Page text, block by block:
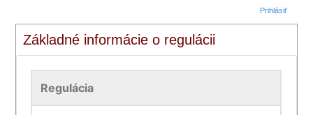
Prihlásiť
Základné informácie o regulácii
Regulácia